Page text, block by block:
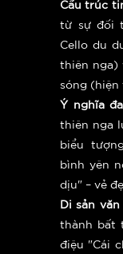
Cấu trúc
từ sự đối
Cello du
thiên nga)
sóng (hiện
Ý nghĩa
thiên nga
biểu
bình yên
dịu" – vẻ
Di sản
thành bất
điệu "Cái